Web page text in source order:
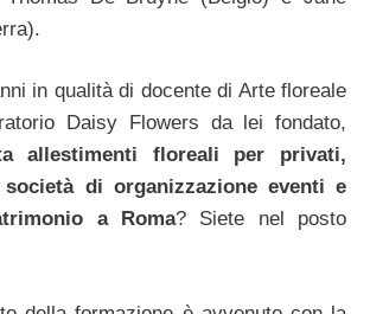
in qualità di docente di Arte floreale
Daisy Flowers da lei fondato,
allestimenti floreali per privati,
di organizzazione eventi e
a Roma? Siete nel posto